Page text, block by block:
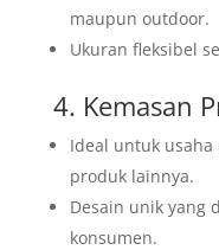
maupun outdoor.
Ukuran fleksibel
4. Kemasan
Ideal untuk
produk lainnya.
Desain unik yang
konsumen.